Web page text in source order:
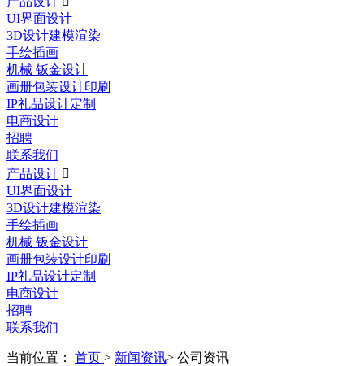
UI界面设计
3D设计建模渲染
手绘插画
机械 钣金设计
画册包装设计印刷
IP礼品设计定制
电商设计
招聘
联系我们
产品设计 
UI界面设计
3D设计建模渲染
手绘插画
机械 钣金设计
画册包装设计印刷
IP礼品设计定制
电商设计
招聘
联系我们
当前位置： 首页 > 新闻资讯> 公司资讯